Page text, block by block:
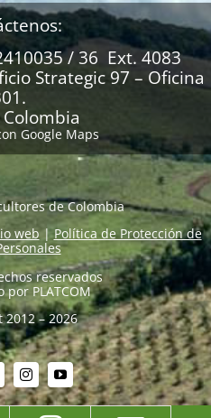
/ 36 Ext. 4083
Strategic 97 – Oficina
Google Maps
de Colombia
web|Política de Protección de
reservados
por PLATCOM
2012 – 2026